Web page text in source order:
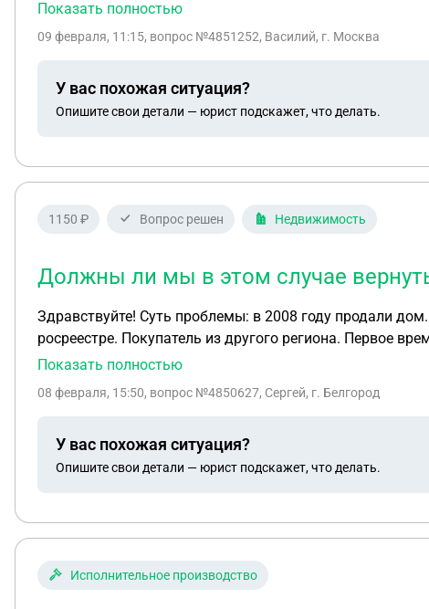
Показать полностью
09 февраля, 11:15, вопрос №4851252, Василий, г. Москва
У вас похожая ситуация?
Опишите свои детали — юрист подскажет, что делать.
1150 ₽ Вопрос решен Недвижимость
Должны ли мы в этом случае
Здравствуйте! Суть проблемы: в 2008 году продали дом. Есть договор купли-продажи (прилагаю). Но покупатель не зарегистрировал право собственности в
росреестре. Покупатель из другого региона. Первое
стояли в очереди на улучшение жилищных условий, и
покупатель, естественно, выплатил при заключении
том, что никаких актуальных контактов нет. Мама,
Показать полностью
08 февраля, 15:50, вопрос №4850627, Сергей, г. Белгород
У вас похожая ситуация?
Опишите свои детали — юрист подскажет, что делать.
Исполнительное производство